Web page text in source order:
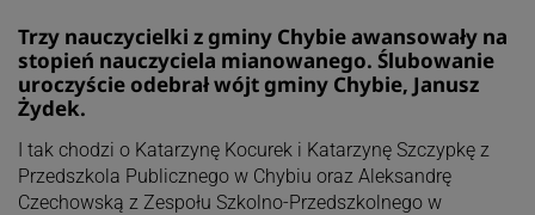
Trzy nauczycielki z gminy Chybie awansowały na
stopień nauczyciela mianowanego. Ślubowanie
uroczyście odebrał wójt gminy Chybie, Janusz
Żydek.
I tak chodzi o Katarzynę Kocurek i Katarzynę Szczypkę z
Przedszkola Publicznego w Chybiu oraz Aleksandrę
Czechowską z Zespołu Szkolno-Przedszkolnego w